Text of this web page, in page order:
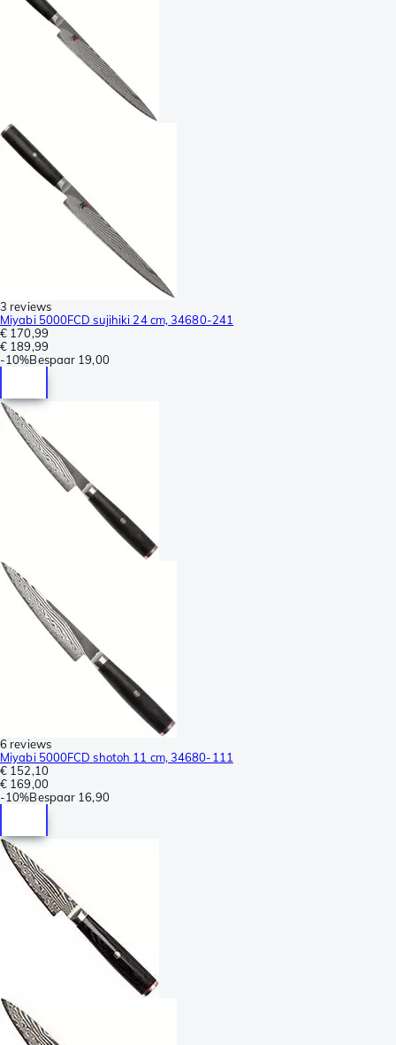
3 reviews
Miyabi 5000FCD sujihiki 24 cm, 34680-241
€ 170,99
€ 189,99
-10%Bespaar 19,00
6 reviews
Miyabi 5000FCD shotoh 11 cm, 34680-111
€ 152,10
€ 169,00
-10%Bespaar 16,90